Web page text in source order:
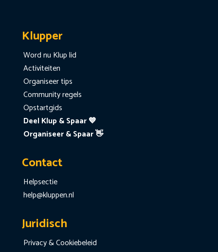
Klupper
Word nu Klup lid
Activiteiten
Organiseer tips
Community regels
Opstartgids
Deel Klup & Spaar 💙
Organiseer & Spaar 👋
Contact
Helpsectie
help@kluppen.nl
Juridisch
Privacy & Cookiebeleid